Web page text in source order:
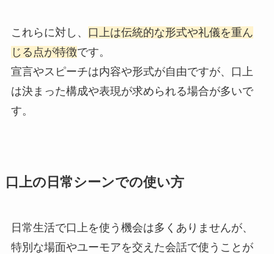
これらに対し、
口上は伝統的な形式や礼儀を重ん
じる点が特徴です。
宣言やスピーチは内容や形式が自由ですが、口上
は決まった構成や表現が求められる場合が多いで
す。
口上の日常シーンでの使い方
日常生活で口上を使う機会は多くありませんが、
特別な場面やユーモアを交えた会話で使うことが